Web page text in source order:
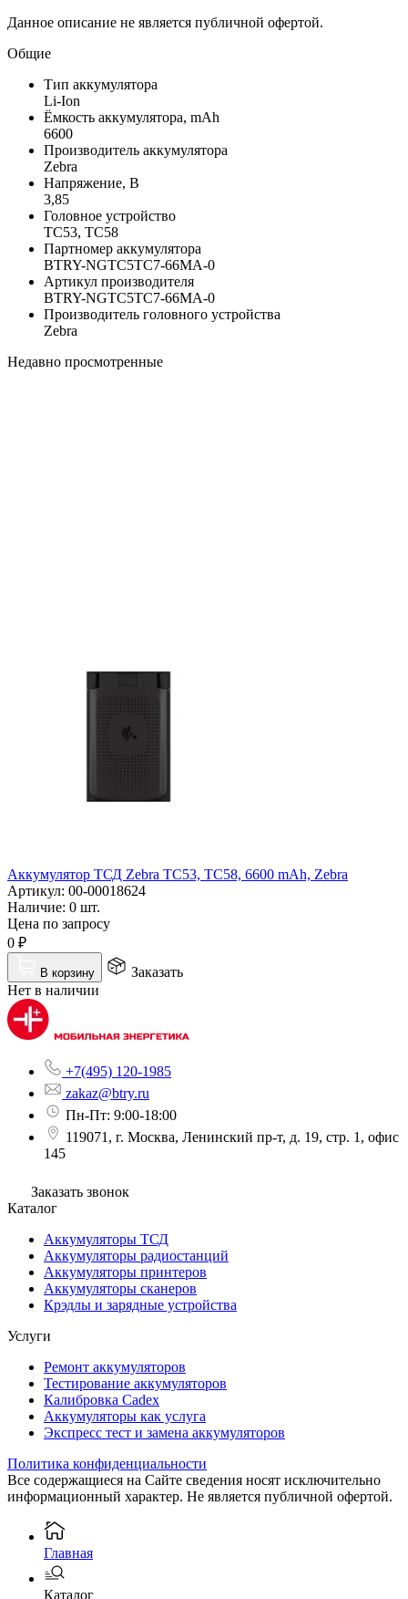
Данное описание не является публичной офертой.
Общие
Тип аккумулятора
Li-Ion
Ёмкость аккумулятора, mAh
6600
Производитель аккумулятора
Zebra
Напряжение, В
3,85
Головное устройство
TC53, TC58
Партномер аккумулятора
BTRY-NGTC5TC7-66MA-0
Артикул производителя
BTRY-NGTC5TC7-66MA-0
Производитель головного устройства
Zebra
Недавно просмотренные
Аккумулятор ТСД Zebra TC53, TC58, 6600 mAh, Zebra
Артикул: 00-00018624
Наличие: 0 шт.
Цена по запросу
0 ₽
В корзину
Заказать
Нет в наличии
+7(495) 120-1985
zakaz@btry.ru
Пн-Пт: 9:00-18:00
119071, г. Москва, Ленинский пр-т, д. 19, стр. 1, офис
145
Заказать звонок
Каталог
Аккумуляторы ТСД
Аккумуляторы радиостанций
Аккумуляторы принтеров
Аккумуляторы сканеров
Крэдлы и зарядные устройства
Услуги
Ремонт аккумуляторов
Тестирование аккумуляторов
Калибровка Cadex
Аккумуляторы как услуга
Экспресс тест и замена аккумуляторов
Политика конфиденциальности
Все содержащиеся на Сайте сведения носят исключительно
информационный характер. Не является публичной офертой.
Главная
Каталог